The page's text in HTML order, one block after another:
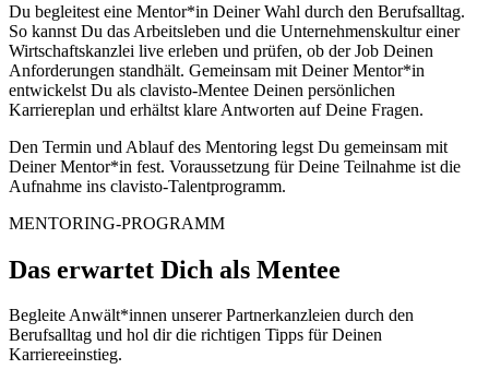
Du begleitest eine Mentor*in Deiner Wahl durch den Berufsalltag.
So kannst Du das Arbeitsleben und die Unternehmenskultur einer
Wirtschaftskanzlei live erleben und prüfen, ob der Job Deinen
Anforderungen standhält. Gemeinsam mit Deiner Mentor*in
entwickelst Du als clavisto-Mentee Deinen persönlichen
Karriereplan und erhältst klare Antworten auf Deine Fragen.
Den Termin und Ablauf des Mentoring legst Du gemeinsam mit
Deiner Mentor*in fest. Voraussetzung für Deine Teilnahme ist die
Aufnahme ins clavisto-Talentprogramm.
MENTORING-PROGRAMM
Das erwartet Dich als Mentee
Begleite Anwält*innen unserer Partnerkanzleien durch den
Berufsalltag und hol dir die richtigen Tipps für Deinen
Karriereeinstieg.